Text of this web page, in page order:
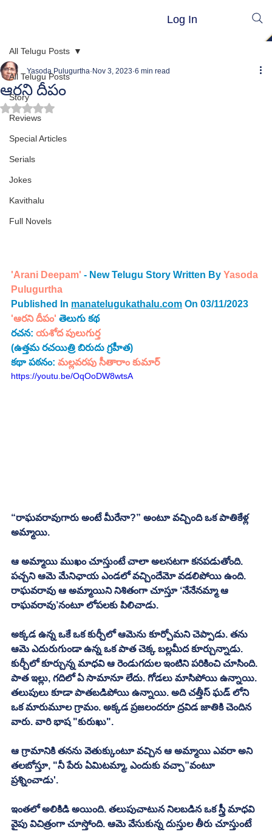
Log In
All Telugu Posts
Story
Reviews
Special Articles
Serials
Jokes
Kavithalu
Full Novels
All Telugu Posts
ఆరని దీపం
Yasoda Pulugurtha Nov 3, 2023 6 min read
Rated NaN out of 5 stars.
'Arani Deepam' - New Telugu Story Written By Yasoda
Pulugurtha
Published In manatelugukathalu.com On 03/11/2023
'ఆరని దీపం' తెలుగు కథ
రచన: యశోద పులుగుర్త
(ఉత్తమ రచయిత్రి బిరుదు గ్రహీత)
కథా పఠనం: మల్లవరపు సీతారాం కుమార్
https://youtu.be/OqOoDW8wtsA
“రాఘవరావుగారు అంటే మీరేనా?” అంటూ వచ్చింది ఒక పాతికేళ్ల
అమ్మాయి.
ఆ అమ్మాయి ముఖం చూస్తుంటే చాలా అలసటగా కనపడుతోంది.
పచ్చని ఆమె మేనిఛాయ ఎండలో వచ్చిందేమో వడలిపోయి ఉంది.
రాఘవరావు ఆ అమ్మాయిని నిశితంగా చూస్తూ ‘నేనేనమ్మా ఆ
రాఘవరావు’నంటూ లోపలకు పిలిచాడు.
అక్కడ ఉన్న ఒకే ఒక కుర్చీలో ఆమెను కూర్చోమని చెప్పాడు. తను
ఆమె ఎదురుగుండా ఉన్న ఒక పాత చెక్క బల్లమీద కూర్చున్నాడు.
కుర్చీలో కూర్చున్న మాధవి ఆ రెండుగదుల ఇంటిని పరికించి చూసింది.
పాత ఇల్లు, గదిలో ఏ సామానూ లేదు. గోడలు మాసిపోయి ఉన్నాయి.
తలుపులు కూడా పాతబడిపోయి ఉన్నాయి. అది చత్తీస్ ఘడ్ లోని
ఒక మారుమూల గ్రామం. అక్కడ ప్రజలందరూ ద్రవిడ జాతికి చెందిన
వారు. వారి భాష "కురుఖు".
ఆ గ్రామానికి తనను వెతుక్కుంటూ వచ్చిన ఆ అమ్మాయి ఎవరా అని
తలబోస్తూ, "నీ పేరు ఏమిటమ్మా, ఎందుకు వచ్చా”వంటూ
ప్రశ్నించాడు'.
ఇంతలో అలికిడి అయింది. తలుపుచాటున నిలబడిన ఒక స్త్రీ మాధవి
వైపు విచిత్రంగా చూస్తోంది. ఆమె వేసుకున్న దుస్తుల తీరు చూస్తుంటే